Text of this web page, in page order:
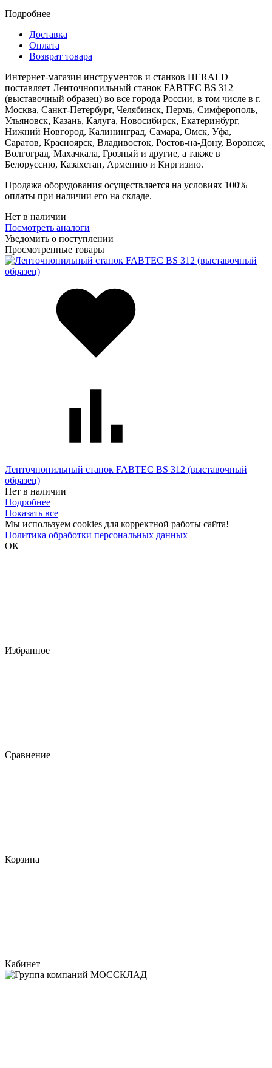
Подробнее
Доставка
Оплата
Возврат товара
Интернет-магазин инструментов и станков HERALD
поставляет Ленточнопильный станок FABTEC BS 312
(выставочный образец) во все города России, в том числе в г.
Москва, Санкт-Петербург, Челябинск, Пермь, Симферополь,
Ульяновск, Казань, Калуга, Новосибирск, Екатеринбург,
Нижний Новгород, Калининград, Самара, Омск, Уфа,
Саратов, Красноярск, Владивосток, Ростов-на-Дону, Воронеж,
Волгоград, Махачкала, Грозный и другие, а также в
Белоруссию, Казахстан, Армению и Киргизию.
Продажа оборудования осуществляется на условиях 100%
оплаты при наличии его на складе.
Нет в наличии
Посмотреть аналоги
Уведомить о поступлении
Просмотренные товары
Ленточнопильный станок FABTEC BS 312 (выставочный
образец)
Нет в наличии
Подробнее
Показать все
Мы используем cookies для корректной работы сайта!
Политика обработки персональных данных
ОК
Избранное
Сравнение
Корзина
Кабинет